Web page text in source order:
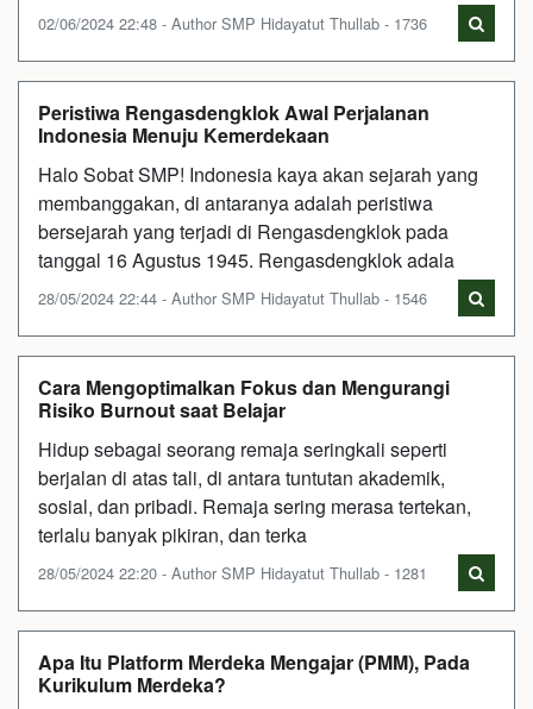
02/06/2024 22:48 - Author SMP Hidayatut Thullab - 1736
Peristiwa Rengasdengklok Awal Perjalanan
Indonesia Menuju Kemerdekaan
Halo Sobat SMP! Indonesia kaya akan sejarah yang
membanggakan, di antaranya adalah peristiwa
bersejarah yang terjadi di Rengasdengklok pada
tanggal 16 Agustus 1945. Rengasdengklok adala
28/05/2024 22:44 - Author SMP Hidayatut Thullab - 1546
Cara Mengoptimalkan Fokus dan Mengurangi
Risiko Burnout saat Belajar
Hidup sebagai seorang remaja seringkali seperti
berjalan di atas tali, di antara tuntutan akademik,
sosial, dan pribadi. Remaja sering merasa tertekan,
terlalu banyak pikiran, dan terka
28/05/2024 22:20 - Author SMP Hidayatut Thullab - 1281
Apa Itu Platform Merdeka Mengajar (PMM), Pada
Kurikulum Merdeka?